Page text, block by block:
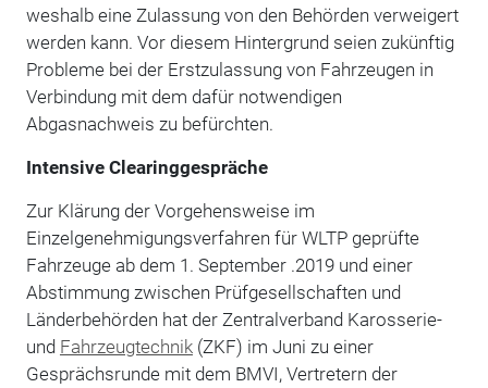
weshalb eine Zulassung von den Behörden verweigert
werden kann. Vor diesem Hintergrund seien zukünftig
Probleme bei der Erstzulassung von Fahrzeugen in
Verbindung mit dem dafür notwendigen
Abgasnachweis zu befürchten.
Intensive Clearinggespräche
Zur Klärung der Vorgehensweise im
Einzelgenehmigungsverfahren für WLTP geprüfte
Fahrzeuge ab dem 1. September .2019 und einer
Abstimmung zwischen Prüfgesellschaften und
Länderbehörden hat der Zentralverband Karosserie-
und Fahrzeugtechnik(ZKF) im Juni zu einer
Gesprächsrunde mit dem BMVI, Vertretern der